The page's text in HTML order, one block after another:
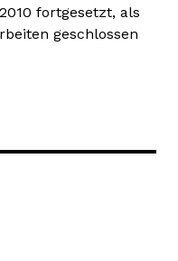
fortgesetzt, als
geschlossen